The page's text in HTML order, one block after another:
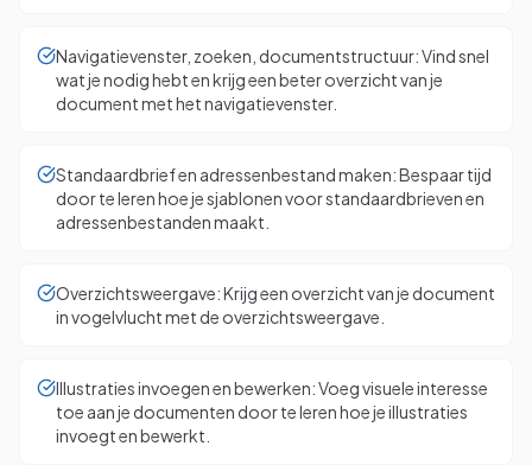
Navigatievenster, zoeken, documentstructuur: Vind snel
wat je nodig hebt en krijg een beter overzicht van je
document met het navigatievenster.
Standaardbrief en adressenbestand maken: Bespaar tijd
door te leren hoe je sjablonen voor standaardbrieven en
adressenbestanden maakt.
Overzichtsweergave: Krijg een overzicht van je document
in vogelvlucht met de overzichtsweergave.
Illustraties invoegen en bewerken: Voeg visuele interesse
toe aan je documenten door te leren hoe je illustraties
invoegt en bewerkt.